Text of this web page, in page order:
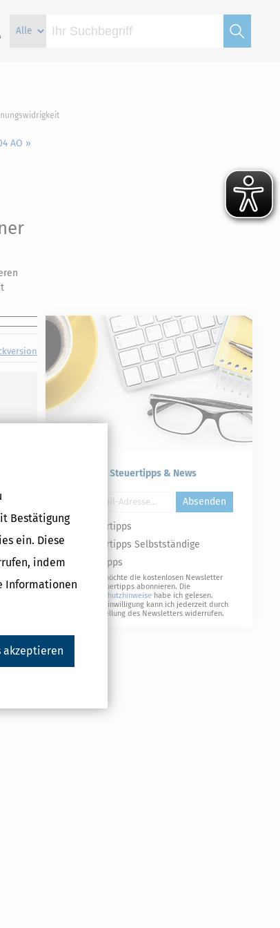
Bestätigung
ein. Diese
indem
Informationen
akzeptieren
AO »
Kostenlose Steuertipps & News
Absenden
Steuertipps
Steuertipps Selbstständige
Geldtipps
Ja, ich möchte die kostenlosen Newsletter
von Steuertipps abonnieren. Die
Datenschutzhinweise habe ich gelesen.
Meine Einwilligung kann ich jederzeit durch
Abbestellung des Newsletters widerrufen.